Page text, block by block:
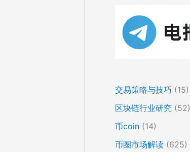
交易策略与技巧 (15)
区块链行业研究 (52)
币coin (14)
币圈市场解读 (625)